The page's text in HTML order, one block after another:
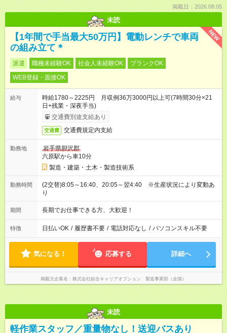
掲載日：2026.08.05
未読
NEW
【1年間で手当最大50万円】電動レンチで車両
の組み立て＊
派遣 職種未経験OK 社会人未経験OK
ブランクOK
WEB登録・面接OK
給与
時給1780～2225円 月収例36万3000円以上可(7時間30分×21
日+残業・深夜手当)
交通費別途支給あり
交通費 交通費規定内支給
勤務地
岩手県胆沢郡
六原駅から車10分
製造・建築・土木・製造技術系
勤務時間
(2交替)8:05～16:40、20:05～翌4:40 ※生産状況により変動あ
り
期間 長期でお仕事できる方、大歓迎！
特徴 日払いOK / 履歴書不要 / 電話対応なし / パソコンスキル不要
気になる！ 応募する 詳細へ
掲載元企業名 株式会社綜合キャリアオプション 製造事業部（全国）
未読
軽作業スタッフ／重量物なし！送迎バスあり